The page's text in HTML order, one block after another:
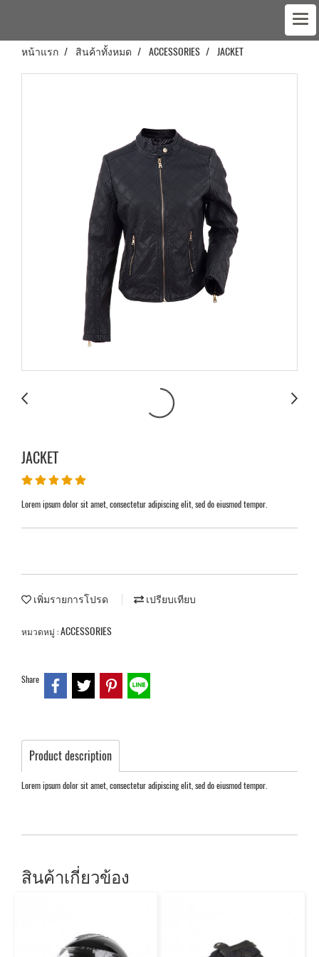
หน้าแรก สินค้าทั้งหมด ACCESSORIES JACKET
JACKET
Lorem ipsum dolor sit amet, consectetur adipiscing elit, sed do eiusmod tempor.
เพิ่มรายการโปรด เปรียบเทียบ
หมวดหมู่ :ACCESSORIES
Share
Product description
Lorem ipsum dolor sit amet, consectetur adipiscing elit, sed do eiusmod tempor.
สินค้าเกี่ยวข้อง